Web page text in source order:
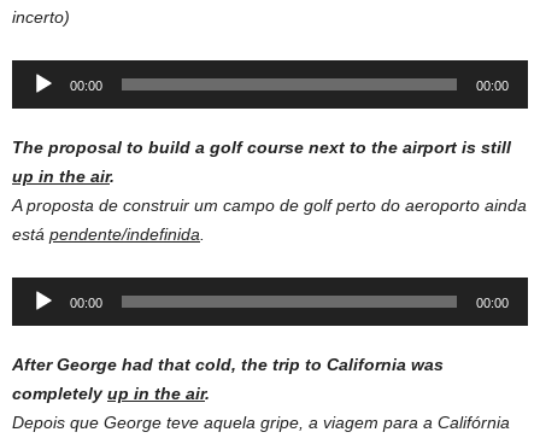
incerto)
Audio
00:00 00:00
The proposal to build a golf course next to the airport is still
up in the air.
A proposta de construir um campo de golf perto do aeroporto ainda
está pendente/indefinida
Audio
00:00 00:00
After George had that cold, the trip to California was
completely up in the air.
Depois que George teve aquela gripe, a viagem para a Califórnia